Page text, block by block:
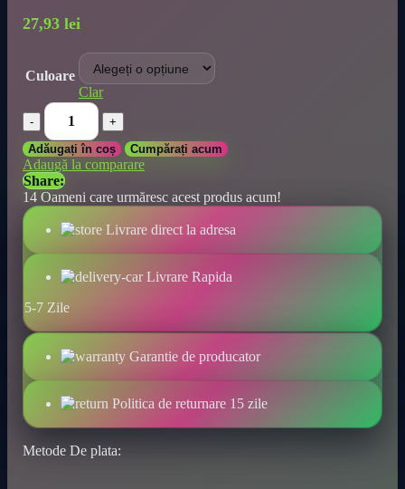
27,93 lei
Culoare
Clar
Geantă
transport
pentru
animale
de
companie,
rucsac,
din
pânză
Geantă
călătorie
drăguță
cantitate
Adăugați în coș Cumpărați acum
Adaugă la comparare
Share:
14 Oameni care urmăresc acest produs acum!
Livrare direct la adresa
Livrare Rapida
5-7 Zile
Garantie de producator
Politica de returnare 15 zile
Metode De plata: